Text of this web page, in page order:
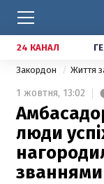
24 КАНАЛ
Закордон Життя
1 жовтня, 13:02
люди
званнями